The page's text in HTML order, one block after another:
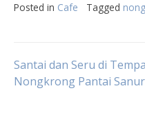
Posted in Cafe Tagged
Post
Santai dan Seru di
Nongkrong Pantai Sanur